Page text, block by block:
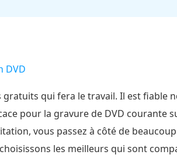
DVD
qui fera le travail. Il est fiable
pour la gravure de DVD courante
vous passez à côté de
les meilleurs qui sont